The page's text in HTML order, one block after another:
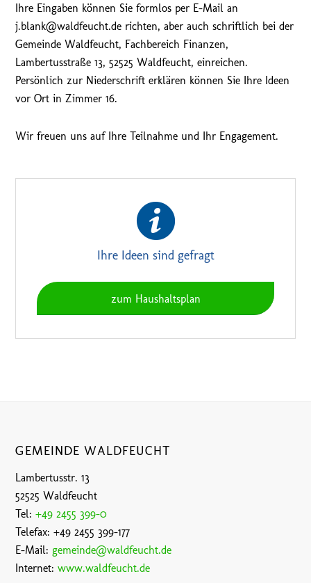
Ihre Eingaben können Sie formlos per E-Mail an
j.blank@waldfeucht.de richten, aber auch schriftlich bei der
Gemeinde Waldfeucht, Fachbereich Finanzen,
Lambertusstraße 13, 52525 Waldfeucht, einreichen.
Persönlich zur Niederschrift erklären können Sie Ihre Ideen
vor Ort in Zimmer 16.
Wir freuen uns auf Ihre Teilnahme und Ihr Engagement.
Ihre Ideen sind gefragt
zum Haushaltsplan
GEMEINDE WALDFEUCHT
Lambertusstr. 13
52525 Waldfeucht
Tel:+49 2455 399-0
Telefax: +49 2455 399-177
E-Mail: gemeinde@waldfeucht.de
Internet:www.waldfeucht.de